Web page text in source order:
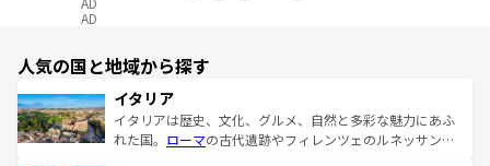
AD
人気の国と地域から探す
イタリア
イタリアは歴史、文化、グルメ、自然と多彩な魅力にあふ
れた国。 ローマの古代遺跡やフィレンツェのルネッサンス